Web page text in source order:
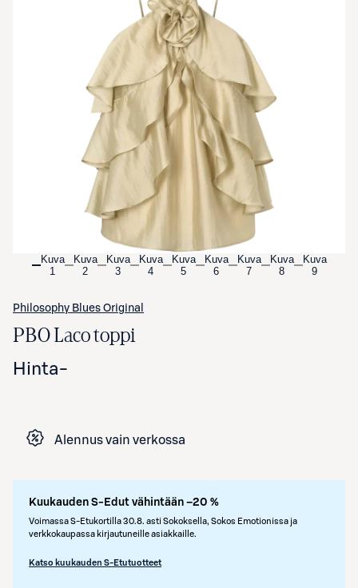
Avaa tuotekuva suurennettuna
Kuva
1
Kuva
2
Kuva
3
Kuva
4
Kuva
5
Kuva
6
Kuva
7
Kuva
8
Kuva
9
Philosophy Blues Original
PBO Laco toppi
Hinta-
Alennus vain verkossa
Kuukauden S-Edut vähintään –20 %
Voimassa S-Etukortilla 30.8. asti Sokoksella, Sokos Emotionissa ja
verkkokaupassa kirjautuneille asiakkaille.
Katso kuukauden S-Etutuotteet